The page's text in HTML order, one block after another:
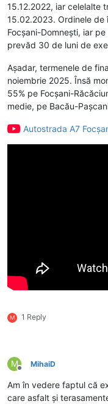
15.12.2022, iar celelalte
15.02.2023. Ordinele
Focșani-Domnești, iar
prevăd 30 de luni de
Așadar, termenele de
noiembrie 2025. Însă
55% pe Focșani-
medie, pe Bacău-
Autostrada A7
M 1 Reply
M
Deconectat
MihaiD
Am în vedere faptul că
care asfalt și